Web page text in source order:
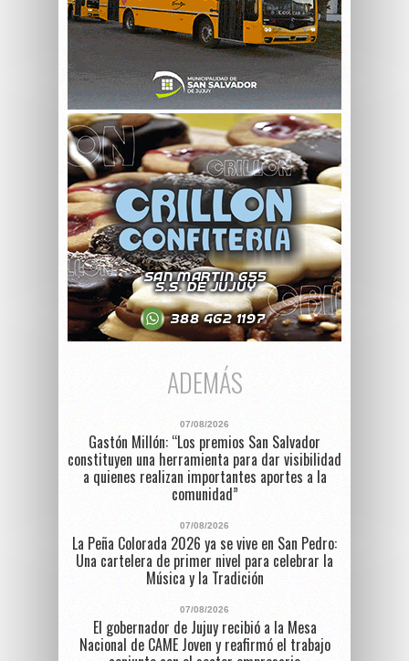
ADEMÁS
07/08/2026
Gastón Millón: “Los premios San Salvador
constituyen una herramienta para dar visibilidad
a quienes realizan importantes aportes a la
comunidad”
07/08/2026
La Peña Colorada 2026 ya se vive en San Pedro:
Una cartelera de primer nivel para celebrar la
Música y la Tradición
07/08/2026
El gobernador de Jujuy recibió a la Mesa
Nacional de CAME Joven y reafirmó el trabajo